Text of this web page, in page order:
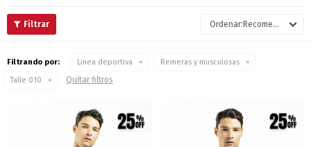
Recomendados
Filtrando por: Linea deportiva
Remeras y musculosas
Talle 010
Quitar filtros